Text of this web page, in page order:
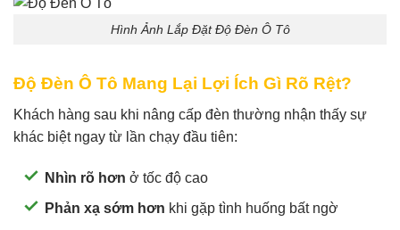
Hình Ảnh Lắp Đặt Độ Đèn Ô Tô
Độ Đèn Ô Tô Mang Lại Lợi Ích Gì Rõ Rệt?
Khách hàng sau khi nâng cấp đèn thường nhận thấy sự
khác biệt ngay từ lần chạy đầu tiên:
Nhìn rõ hơn ở tốc độ cao
Phản xạ sớm hơn khi gặp tình huống bất ngờ